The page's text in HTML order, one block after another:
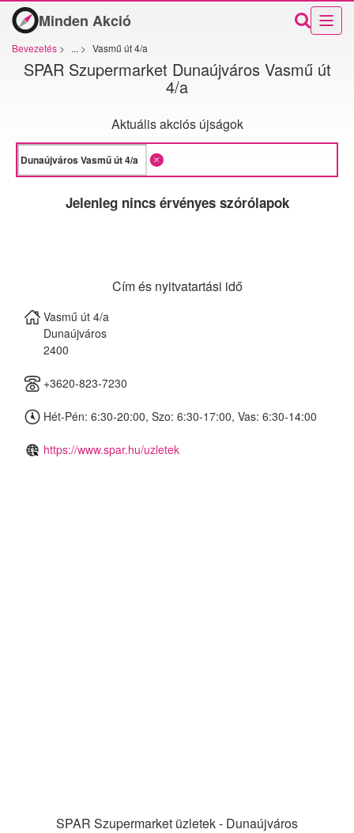
Minden Akció
Bevezetés > ... > Vasmű út 4/a
SPAR Szupermarket Dunaújváros Vasmű út
4/a
Aktuális akciós újságok
Jelenleg nincs érvényes szórólapok
Cím és nyitvatartási idő
Vasmű út 4/a
Dunaújváros
2400
+3620-823-7230
Hét-Pén: 6:30-20:00, Szo: 6:30-17:00, Vas: 6:30-14:00
https://www.spar.hu/uzletek
SPAR Szupermarket üzletek - Dunaújváros